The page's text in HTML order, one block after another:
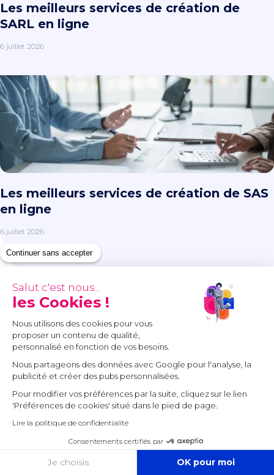
Continuer sans accepter
Salut c'est nous...
les Cookies !
Nous utilisons des cookies pour vous
proposer un contenu de qualité,
personnalisé en fonction de vos besoins.
Nous partageons des données avec Google pour l'analyse, la
publicité et créer des pubs personnalisées.
Pour modifier vos préférences par la suite, cliquez sur le lien
'Préférences de cookies' situé dans le pied de page.
Lire la politique de confidentialité
Consentements certifiés par
Je choisis OK pour moi
COOKIES
Les meilleurs services de création de
SARL en ligne
6 juillet 2026
Les meilleurs services de création de SAS
en ligne
6 juillet 2026
Poursuivre surNumbr
Tous les thèmes
Expertise-comptable
Création d’entreprise